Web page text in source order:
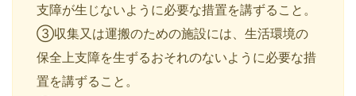
支障が生じないように必要な措置を講ずること。
③収集又は運搬のための施設には、生活環境の
保全上支障を生ずるおそれのないように必要な措
置を講ずること。